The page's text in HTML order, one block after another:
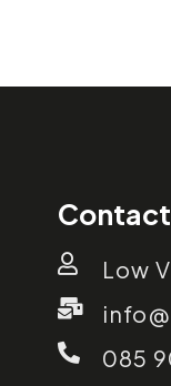
Contact
Low
085